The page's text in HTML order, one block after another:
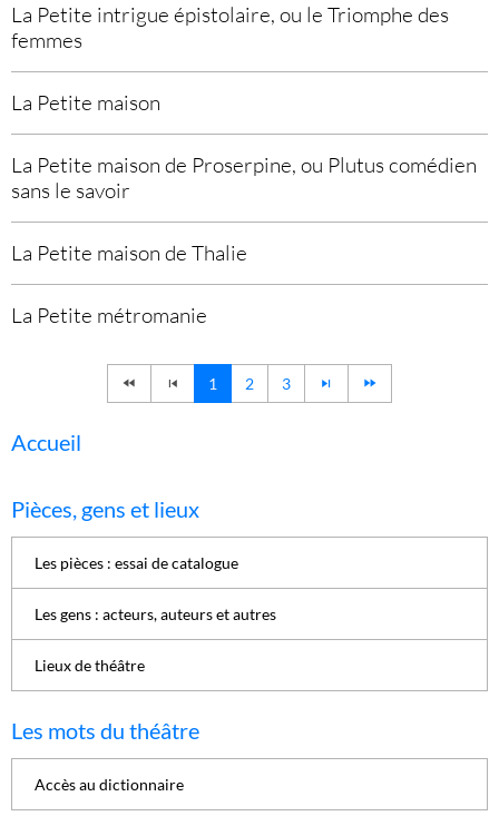
La Petite intrigue épistolaire, ou le Triomphe des
femmes
La Petite maison
La Petite maison de Proserpine, ou Plutus comédien
sans le savoir
La Petite maison de Thalie
La Petite métromanie
1 2 3
Accueil
Pièces, gens et lieux
Les pièces : essai de catalogue
Les gens : acteurs, auteurs et autres
Lieux de théâtre
Les mots du théâtre
Accès au dictionnaire